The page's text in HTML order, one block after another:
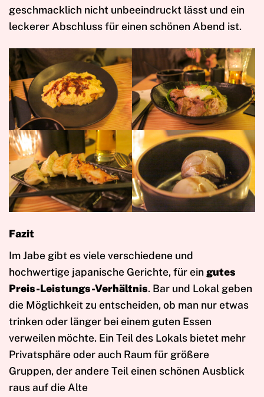
geschmacklich nicht unbeeindruckt lässt und ein
leckerer Abschluss für einen schönen Abend ist.
Fazit
Im Jabe gibt es viele verschiedene und
hochwertige japanische Gerichte, für eingutes
Preis-Leistungs-Verhältnis. Bar und Lokal geben
die Möglichkeit zu entscheiden, ob man nur etwas
trinken oder länger bei einem guten Essen
verweilen möchte. Ein Teil des Lokals bietet mehr
Privatsphäre oder auch Raum für größere
Gruppen, der andere Teil einen schönen Ausblick
raus auf die Alte